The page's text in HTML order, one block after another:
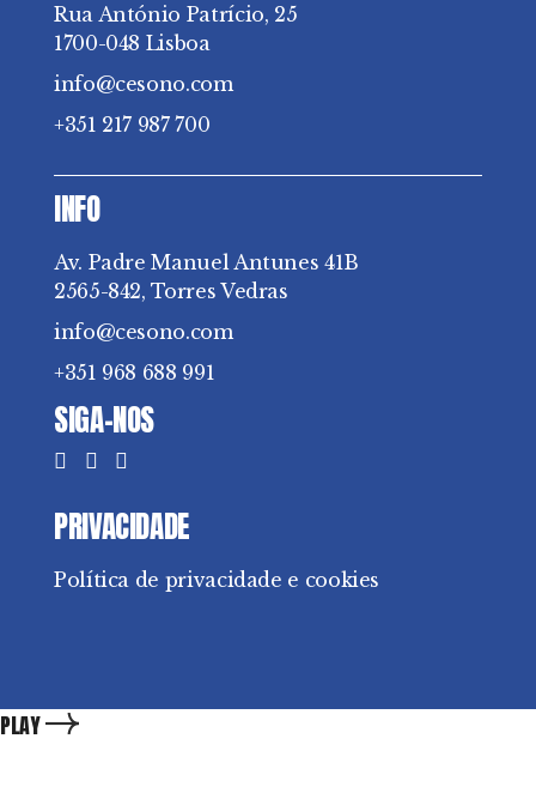
Rua António Patrício, 25
1700-048 Lisboa
info@cesono.com
+351 217 987 700
INFO
Av. Padre Manuel Antunes 41B
2565-842, Torres Vedras
info@cesono.com
+351 968 688 991
SIGA-NOS
PRIVACIDADE
Política de privacidade e cookies
PLAY